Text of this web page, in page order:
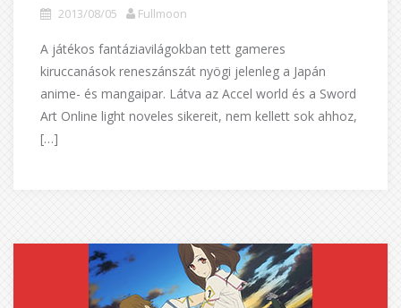
2013/08/05 Fullmoon
A játékos fantáziavilágokban tett gameres
kiruccanások reneszánszát nyögi jelenleg a Japán
anime- és mangaipar. Látva az Accel world és a Sword
Art Online light noveles sikereit, nem kellett sok ahhoz,
[…]